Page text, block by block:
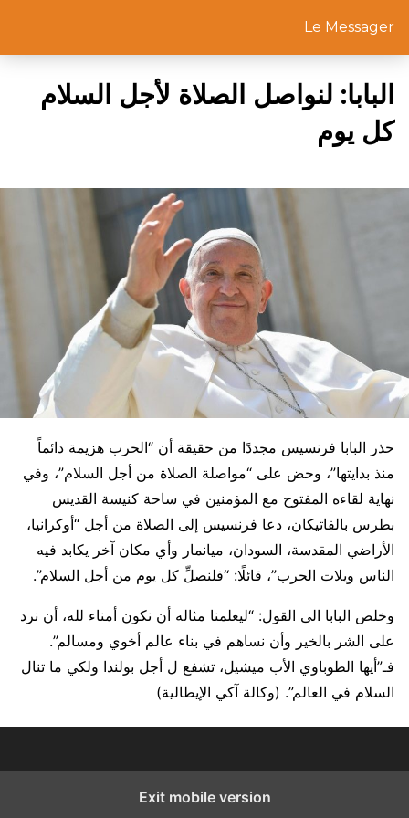
Le Messager
البابا: لنواصل الصلاة لأجل السلام
كل يوم
حذر البابا فرنسيس مجددًا من حقيقة أن “الحرب هزيمة دائماً
منذ بدايتها”، وحض على “مواصلة الصلاة من أجل السلام”، وفي
نهاية لقاءه المفتوح مع المؤمنين في ساحة كنيسة القديس
بطرس بالفاتيكان، دعا فرنسيس إلى الصلاة من أجل “أوكرانيا،
الأراضي المقدسة، السودان، ميانمار وأي مكان آخر يكابد فيه
الناس ويلات الحرب”، قائلًا: “فلنصلِّ كل يوم من أجل السلام”.
وخلص البابا الى القول: “ليعلمنا مثاله أن نكون أمناء لله، أن نرد
على الشر بالخير وأن نساهم في بناء عالم أخوي ومسالم”.
فـ”أيها الطوباوي الأب ميشيل، تشفع ل أجل بولندا ولكي ما تنال
السلام في العالم”. (وكالة آكي الإيطالية)
Exit mobile version